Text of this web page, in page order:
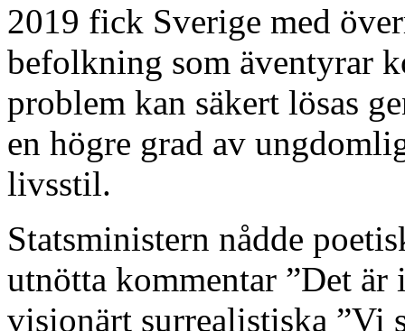
2019 fick Sverige med
befolkning som äventyrar
problem kan säkert lösas
en högre grad av
livsstil.
Statsministern nådde
utnötta kommentar ”Det är
visionärt surrealistiska ”Vi